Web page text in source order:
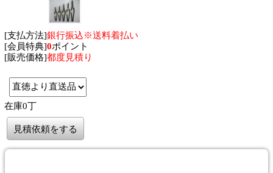
[支払方法]銀行振込※送料着払い
[会員特典]0ポイント
[販売価格]都度見積り
在庫0丁
見積依頼をする